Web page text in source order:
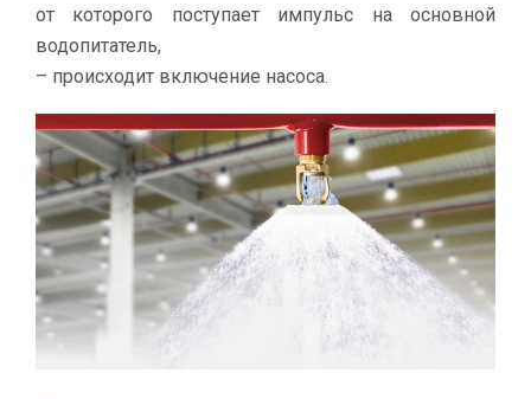
от которого поступает импульс на основной
водопитатель,
– происходит включение насоса.